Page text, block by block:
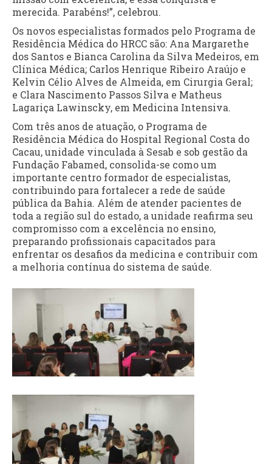
merecida. Parabéns!”, celebrou.
Os novos especialistas formados pelo Programa de
Residência Médica do HRCC são: Ana Margarethe
dos Santos e Bianca Carolina da Silva Medeiros, em
Clínica Médica; Carlos Henrique Ribeiro Araújo e
Kelvin Célio Alves de Almeida, em Cirurgia Geral;
e Clara Nascimento Passos Silva e Matheus
Lagariça Lawinscky, em Medicina Intensiva.
Com três anos de atuação, o Programa de
Residência Médica do Hospital Regional Costa do
Cacau, unidade vinculada à Sesab e sob gestão da
Fundação Fabamed, consolida-se como um
importante centro formador de especialistas,
contribuindo para fortalecer a rede de saúde
pública da Bahia. Além de atender pacientes de
toda a região sul do estado, a unidade reafirma seu
compromisso com a excelência no ensino,
preparando profissionais capacitados para
enfrentar os desafios da medicina e contribuir com
a melhoria contínua do sistema de saúde.